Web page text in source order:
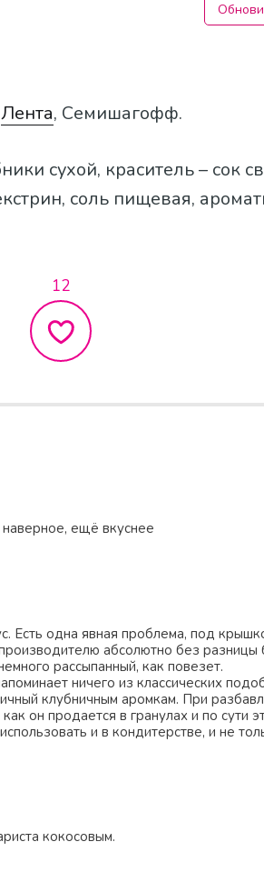
Лента, Семишагофф.
сухой, краситель – сок
соль пищевая,
12
ещё вкуснее
Есть одна явная проблема, под
абсолютно без разницы
рассыпанный, как повезет.
ничего из классических
клубничным аромкам. При
он продается в гранулах и по сути
и в кондитерстве, и не
кокосовым.